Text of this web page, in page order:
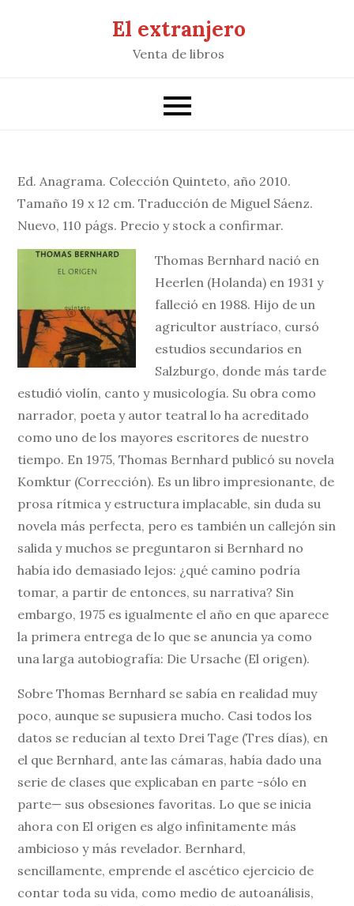
El extranjero
Venta de libros
Ed. Anagrama. Colección Quinteto, año 2010.
Tamaño 19 x 12 cm. Traducción de Miguel Sáenz.
Nuevo, 110 págs. Precio y stock a confirmar.
Thomas Bernhard nació en
Heerlen (Holanda) en 1931 y
falleció en 1988. Hijo de un
agricultor austríaco, cursó
estudios secundarios en
Salzburgo, donde más tarde
estudió violín, canto y musicología. Su obra como
narrador, poeta y autor teatral lo ha acreditado
como uno de los mayores escritores de nuestro
tiempo. En 1975, Thomas Bernhard publicó su novela
Komktur (Corrección). Es un libro impresionante, de
prosa rítmica y estructura implacable, sin duda su
novela más perfecta, pero es también un callejón sin
salida y muchos se preguntaron si Bernhard no
había ido demasiado lejos: ¿qué camino podría
tomar, a partir de entonces, su narrativa? Sin
embargo, 1975 es igualmente el año en que aparece
la primera entrega de lo que se anuncia ya como
una larga autobiografía: Die Ursache (El origen).
Sobre Thomas Bernhard se sabía en realidad muy
poco, aunque se supusiera mucho. Casi todos los
datos se reducían al texto Drei Tage (Tres días), en
el que Bernhard, ante las cámaras, había dado una
serie de clases que explicaban en parte -sólo en
parte— sus obsesiones favoritas. Lo que se inicia
ahora con El origen es algo infinitamente más
ambicioso y más revelador. Bernhard,
sencillamente, emprende el ascético ejercicio de
contar toda su vida, como medio de autoanálisis,